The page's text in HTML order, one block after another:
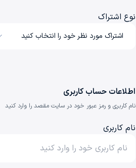
نوع اشتراک
اشتراک مورد نظر خود را انتخاب کنید
اطلاعات حساب کاربری
نام کاربری و رمز عبور خود در سایت مقصد را وارد کنید
نام کاربری